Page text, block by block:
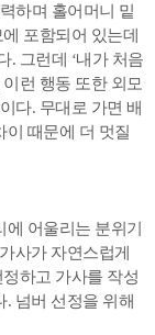
하며 홀어머니 밑
포함되어 있는데
. 그런데 ‘내가 처음
런 행동 또한 외모
다. 무대로 가면 배
이 때문에 더 멋질
어울리는 분위기
사가 자연스럽게
하고 가사를 작성
넘버 선정을 위해